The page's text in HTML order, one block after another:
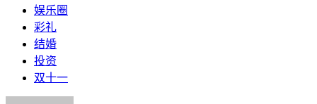
娱乐圈
彩礼
结婚
投资
双十一